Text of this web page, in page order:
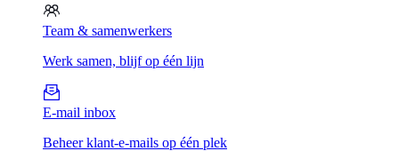
Team & samenwerkers
Werk samen, blijf op één lijn
E-mail inbox
Beheer klant-e-mails op één plek